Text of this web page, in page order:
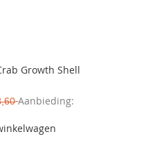
Growth Shell
Aanbieding